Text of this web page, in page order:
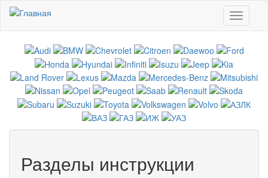
Перейти к основному содержанию
Toggle
Разделы инструкции